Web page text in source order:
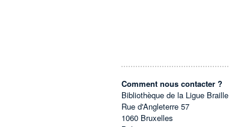
Comment nous contacter ?
Bibliothèque de la Ligue Braille
Rue d'Angleterre 57
1060 Bruxelles